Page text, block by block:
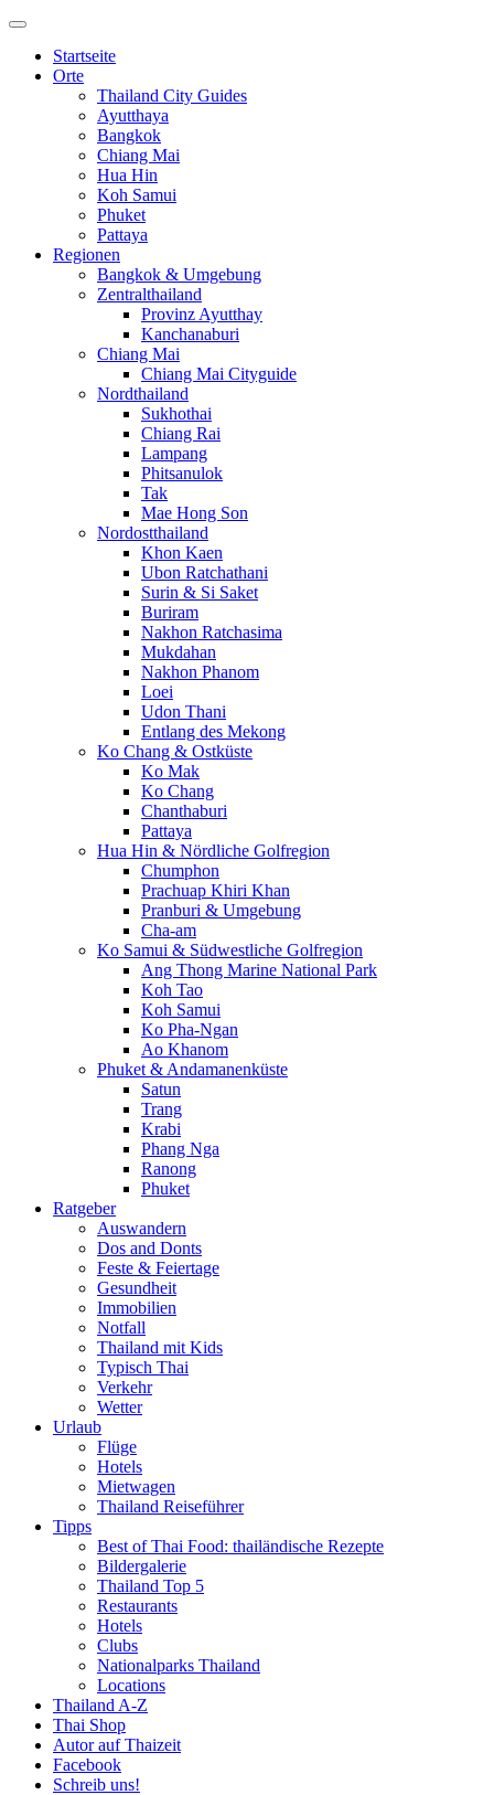
Startseite
Orte
Thailand City Guides
Ayutthaya
Bangkok
Chiang Mai
Hua Hin
Koh Samui
Phuket
Pattaya
Regionen
Bangkok & Umgebung
Zentralthailand
Provinz Ayutthay
Kanchanaburi
Chiang Mai
Chiang Mai Cityguide
Nordthailand
Sukhothai
Chiang Rai
Lampang
Phitsanulok
Tak
Mae Hong Son
Nordostthailand
Khon Kaen
Ubon Ratchathani
Surin & Si Saket
Buriram
Nakhon Ratchasima
Mukdahan
Nakhon Phanom
Loei
Udon Thani
Entlang des Mekong
Ko Chang & Ostküste
Ko Mak
Ko Chang
Chanthaburi
Pattaya
Hua Hin & Nördliche Golfregion
Chumphon
Prachuap Khiri Khan
Pranburi & Umgebung
Cha-am
Ko Samui & Südwestliche Golfregion
Ang Thong Marine National Park
Koh Tao
Koh Samui
Ko Pha-Ngan
Ao Khanom
Phuket & Andamanenküste
Satun
Trang
Krabi
Phang Nga
Ranong
Phuket
Ratgeber
Auswandern
Dos and Donts
Feste & Feiertage
Gesundheit
Immobilien
Notfall
Thailand mit Kids
Typisch Thai
Verkehr
Wetter
Urlaub
Flüge
Hotels
Mietwagen
Thailand Reiseführer
Tipps
Best of Thai Food: thailändische Rezepte
Bildergalerie
Thailand Top 5
Restaurants
Hotels
Clubs
Nationalparks Thailand
Locations
Thailand A-Z
Thai Shop
Autor auf Thaizeit
Facebook
Schreib uns!